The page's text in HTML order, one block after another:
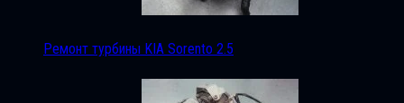
Ремонт турбины KIA Sorento 2.5